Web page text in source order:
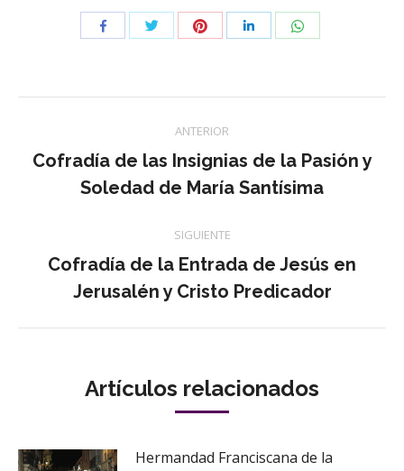
CompartirCompartirCompartirCompartirCompartir
Navegación
entre
publicaciones
ANTERIOR
Publicación
anterior:
Cofradía de las Insignias de la Pasión y
Soledad de María Santísima
SIGUIENTE
Publicación
siguiente:
Cofradía de la Entrada de Jesús en
Jerusalén y Cristo Predicador
Artículos relacionados
Hermandad Franciscana de la